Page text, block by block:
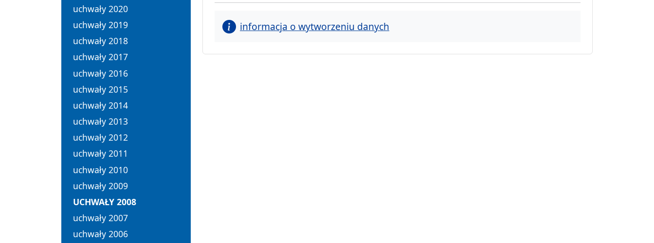
uchwały 2020
uchwały 2019
uchwały 2018
uchwały 2017
uchwały 2016
uchwały 2015
uchwały 2014
uchwały 2013
uchwały 2012
uchwały 2011
uchwały 2010
uchwały 2009
UCHWAŁY 2008
uchwały 2007
uchwały 2006
informacja o wytworzeniu danych